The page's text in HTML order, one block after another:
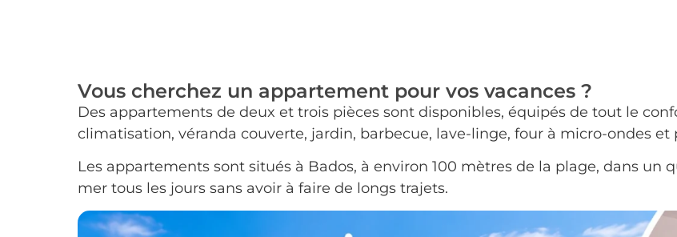
Vous cherchez un appartement pour vos vacances ?
Des appartements de deux et trois pièces sont disponibles, équipés de tout le
climatisation, véranda couverte, jardin, barbecue, lave-linge, four à micro-ondes et
Les appartements sont situés à Bados, à environ 100 mètres de la plage, dans
mer tous les jours sans avoir à faire de longs trajets.